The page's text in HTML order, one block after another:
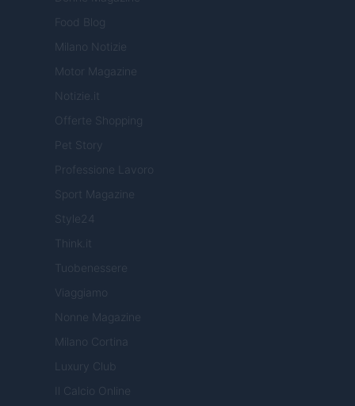
Food Blog
Milano Notizie
Motor Magazine
Notizie.it
Offerte Shopping
Pet Story
Professione Lavoro
Sport Magazine
Style24
Think.it
Tuobenessere
Viaggiamo
Nonne Magazine
Milano Cortina
Luxury Club
Il Calcio Online